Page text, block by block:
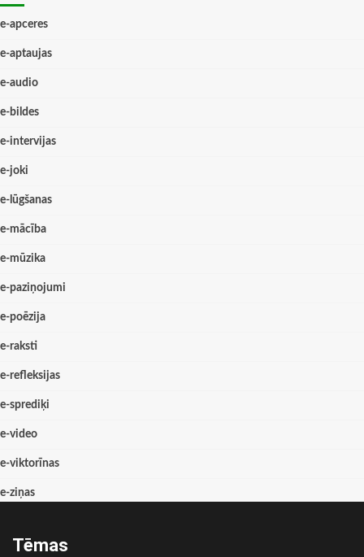
e-apceres
e-aptaujas
e-audio
e-bildes
e-intervijas
e-joki
e-lūgšanas
e-mācība
e-mūzika
e-paziņojumi
e-poēzija
e-raksti
e-refleksijas
e-sprediķi
e-video
e-viktorīnas
e-ziņas
Tēmas